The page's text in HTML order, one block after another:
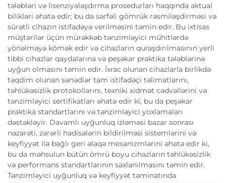
tələbləri və lisenziyalaşdırma prosedurları haqqında aktual
bilikləri əhatə edir; bu da sərfəli gömrük rəsmiləşdirməsi və
sürətli cihazın istifadəyə verilməsini təmin edir. Bu ixtisas
müştərilər üçün mürəkkəb tənzimləyici mühitlərdə
yönəlməyə kömək edir və cihazların quraşdırılmasının yerli
tibbi cihazlar qaydalarına və peşəkar praktika tələblərinə
uyğun olmasını təmin edir. İxrac olunan cihazlarla birlikdə
təqdim olunan sənədlər tam istifadəçi təlimatlarını,
təhlükəsizlik protokollarını, texniki xidmət cədvəllərini və
tənzimləyici sertifikatları əhatə edir ki, bu da peşəkar
praktika standartlarını və tənzimləyici yoxlamaları
dəstəkləyir. Davamlı uyğunluq izləməsi bazar sonrası
nəzarəti, zərərli hadisələrin bildirilməsi sistemlərini və
keyfiyyət ilə bağlı geri əlaqə mexanizmlərini əhatə edir ki,
bu da məhsulun bütün ömrü boyu cihazların təhlükəsizlik
və performans standartlarının saxlanılmasını təmin edir.
Tənzimləyici uyğunluq və keyfiyyət təminatında